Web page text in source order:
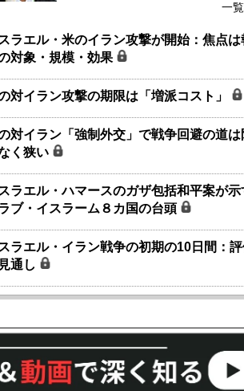
一覧
ラエル・米のイラン攻撃が開始：焦点は
対象・規模・効果
対イラン攻撃の期限は「増派コスト」
対イラン「強制外交」で戦争回避の道は
く狭い
ラエル・ハマースのガザ包括和平案が示
ブ・イスラーム８カ国の台頭
ラエル・イラン戦争の初期の10日間：
通し